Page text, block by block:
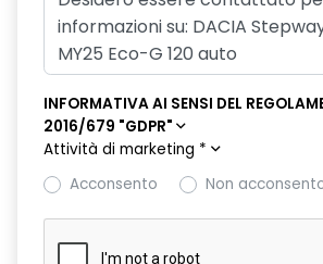
INFORMATIVA AI SENSI DEL
2016/679 "GDPR"
Attività di marketing *
Acconsento
Non